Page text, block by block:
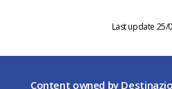
Last update 25/
Content owned by